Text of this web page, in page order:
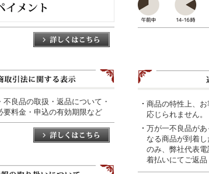
良品の取扱・返品について・
要料金・申込の有効期限など
商品の特性上、
応じられません。
万が一不良品が
なる商品が到着
のみ、弊社代表
着払いにてご返品